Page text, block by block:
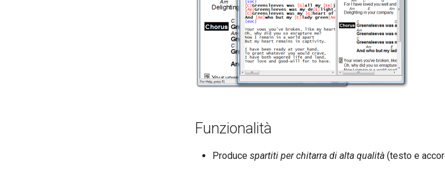
Funzionalità
Produce spartiti per chitarra di alta qualità (testo e